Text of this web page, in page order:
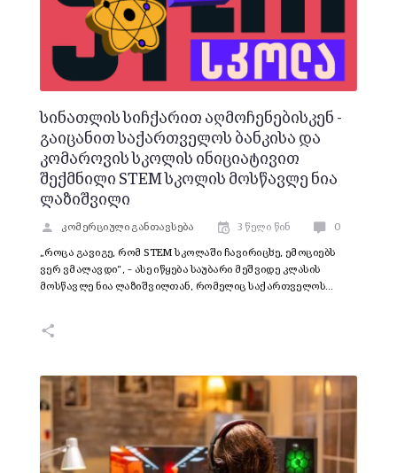
სინათლის სიჩქარით აღმოჩენებისკენ -
გაიცანით საქართველოს ბანკისა და
კომაროვის სკოლის ინიციატივით
შექმნილი STEM სკოლის მოსწავლე ნია
ლაზიშვილი
კომერციული განთავსება 3 წელი წინ 0
„როცა გავიგე, რომ STEM სკოლაში ჩავირიცხე, ემოციებს
ვერ ვმალავდი“, – ასე იწყება საუბარი მეშვიდე კლასის
მოსწავლე ნია ლაზიშვილთან, რომელიც საქართველოს…